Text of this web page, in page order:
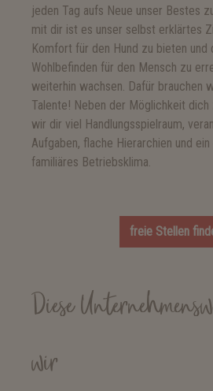
jeden Tag aufs Neue unser Bestes
mit dir ist es unser selbst erklärtes
Komfort für den Hund zu bieten und
Wohlbefinden für den Mensch zu
weiterhin wachsen. Dafür brauchen
Talente! Neben der Möglichkeit
wir dir viel Handlungsspielraum,
Aufgaben, flache Hierarchien und
familiäres Betriebsklima.
freie Stellen
Diese
wir